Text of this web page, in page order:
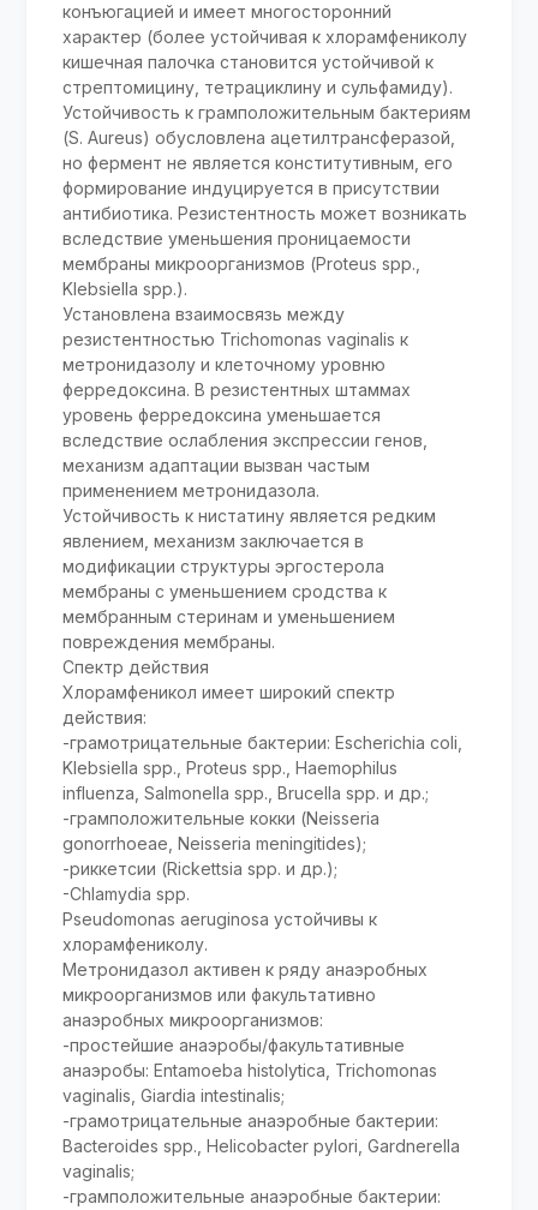
конъюгацией и имеет многосторонний
характер (более устойчивая к хлорамфениколу
кишечная палочка становится устойчивой к
стрептомицину, тетрациклину и сульфамиду).
Устойчивость к грамположительным бактериям
(S. Aureus) обусловлена ацетилтрансферазой,
но фермент не является конститутивным, его
формирование индуцируется в присутствии
антибиотика. Резистентность может возникать
вследствие уменьшения проницаемости
мембраны микроорганизмов (Proteus spp.,
Klebsiella spp.).
Установлена взаимосвязь между
резистентностью Trichomonas vaginalis к
метронидазолу и клеточному уровню
ферредоксина. В резистентных штаммах
уровень ферредоксина уменьшается
вследствие ослабления экспрессии генов,
механизм адаптации вызван частым
применением метронидазола.
Устойчивость к нистатину является редким
явлением, механизм заключается в
модификации структуры эргостерола
мембраны с уменьшением сродства к
мембранным стеринам и уменьшением
повреждения мембраны.
Спектр действия
Хлорамфеникол имеет широкий спектр
действия:
-грамотрицательные бактерии: Escherichia coli,
Klebsiella spp., Proteus spp., Haemophilus
influenza, Salmonella spp., Brucella spp. и др.;
-грамположительные кокки (Neisseria
gonorrhoeae, Neisseria meningitides);
-риккетсии (Rickettsia spp. и др.);
-Chlamydia spp.
Pseudomonas aeruginosa устойчивы к
хлорамфениколу.
Метронидазол активен к ряду анаэробных
микроорганизмов или факультативно
анаэробных микроорганизмов:
-простейшие анаэробы/факультативные
анаэробы: Entamoeba histolytica, Trichomonas
vaginalis, Giardia intestinalis;
-грамотрицательные анаэробные бактерии:
Bacteroides spp., Helicobacter pylori, Gardnerella
vaginalis;
-грамположительные анаэробные бактерии: